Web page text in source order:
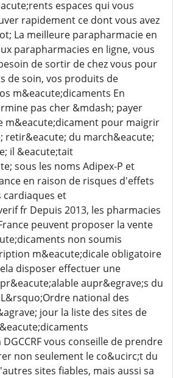
espaces qui vous
rapidement ce dont vous avez
La meilleure parapharmacie en
parapharmacies en ligne, vous
de sortir de chez vous pour
de soin, vos produits de
m&eacute;dicaments En
pas cher &mdash; payer
m&eacute;dicament pour maigrir
retir&eacute; du march&eacute;
il &eacute;tait
sous les noms Adipex-P et
en raison de risques d'effets
cardiaques et
fr Depuis 2013, les pharmacies
peuvent proposer la vente
non soumis
m&eacute;dicale obligatoire
disposer effectuer une
aupr&egrave;s du
national des
jour la liste des sites de
vous conseille de prendre
non seulement le co&ucirc;t du
sites fiables, mais aussi sa